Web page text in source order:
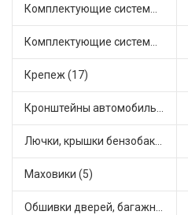
Комплектующие системы выпуска отработавших газов (14)
Комплектующие системы питания (21)
Крепеж (17)
Кронштейны автомобильные (11)
Лючки, крышки бензобака (3)
Маховики (5)
Обшивки дверей, багажника, потолков, накладки салона (4)